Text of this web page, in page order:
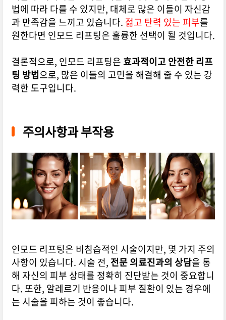
법에 따라 다를 수 있지만, 대체로 많은 이들이 자신감
과 만족감을 느끼고 있습니다. 젊고 탄력 있는 피부를
원한다면 인모드 리프팅은 훌륭한 선택이 될 것입니다.
결론적으로, 인모드 리프팅은 효과적이고 안전한 리프
팅 방법으로, 많은 이들의 고민을 해결해 줄 수 있는 강
력한 도구입니다.
주의사항과 부작용
인모드 리프팅은 비침습적인 시술이지만, 몇 가지 주의
사항이 있습니다. 시술 전, 전문 의료진과의 상담을 통
해 자신의 피부 상태를 정확히 진단받는 것이 중요합니
다. 또한, 알레르기 반응이나 피부 질환이 있는 경우에
는 시술을 피하는 것이 좋습니다.